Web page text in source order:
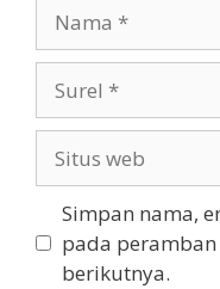
web
Simpan nama,
pada
berikutnya.